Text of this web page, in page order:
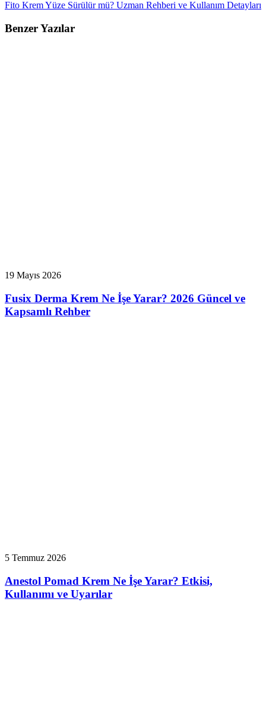
Fito Krem Yüze Sürülür mü? Uzman Rehberi ve Kullanım Detayları
Benzer Yazılar
19 Mayıs 2026
Fusix Derma Krem Ne İşe Yarar? 2026 Güncel ve
Kapsamlı Rehber
5 Temmuz 2026
Anestol Pomad Krem Ne İşe Yarar? Etkisi,
Kullanımı ve Uyarılar